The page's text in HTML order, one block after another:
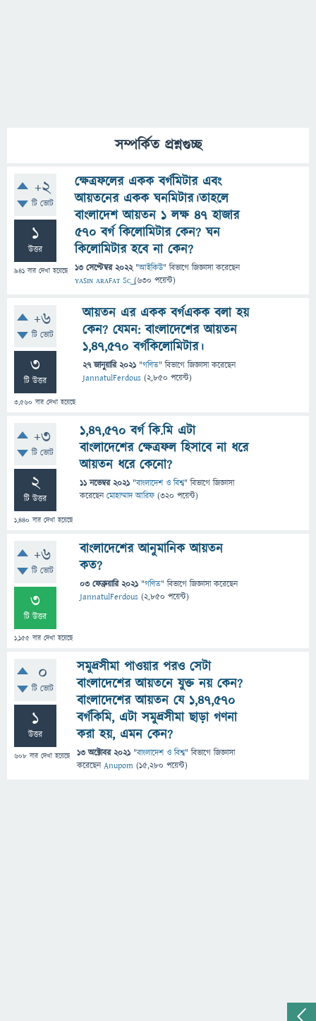
সম্পর্কিত প্রশ্নগুচ্ছ
+2
টি ভোট
1
উত্তর
941 বার দেখা হয়েছে
ক্ষেত্রফলের একক বর্গমিটার এবং
আয়তনের একক ঘনমিটার।তাহলে
বাংলাদেশ আয়তন 1 লক্ষ 47 হাজার
570 বর্গ কিলোমিটার কেন? ঘন
কিলোমিটার হবে না কেন?
13 সেপ্টেম্বর 2022 "আইকিউ" বিভাগে জিজ্ঞাসাকরেছেন
ʏᴀꜱɪɴ ᴀʀᴀꜰᴀᴛ Sᴄ͢͢͢ (630 পয়েন্ট)
+6
টি ভোট
3
টি উত্তর
3,560 বার দেখা হয়েছে
আয়তন এর একক বর্গএকক বলা হয়
কেন? যেমন: বাংলাদেশের আয়তন
১,৪৭,৫৭০ বর্গকিলোমিটার।
27 জানুয়ারি 2021 "গণিত" বিভাগে জিজ্ঞাসাকরেছেন
JannatulFerdous (2,850 পয়েন্ট)
+3
টি ভোট
2
টি উত্তর
1,440 বার দেখা হয়েছে
১,৪৭,৫৭০ বর্গ কি.মি এটা
বাংলাদেশের ক্ষেত্রফল হিসাবে না ধরে
আয়তন ধরে কেনো?
11 নভেম্বর 2021 "বাংলাদেশ ও বিশ্ব" বিভাগে জিজ্ঞাসা
করেছেনমোহাম্মাদ আরিফ (320 পয়েন্ট)
+6
টি ভোট
3
টি উত্তর
1,155 বার দেখা হয়েছে
বাংলাদেশের আনুমানিক আয়তন
কত?
03 ফেব্রুয়ারি 2021 "গণিত" বিভাগে জিজ্ঞাসাকরেছেন
JannatulFerdous (2,850 পয়েন্ট)
0
টি ভোট
1
উত্তর
608 বার দেখা হয়েছে
সমুদ্রসীমা পাওয়ার পরও সেটা
বাংলাদেশের আয়তনে যুক্ত নয় কেন?
বাংলাদেশের আয়তন যে ১,৪৭,৫৭০
বর্গকিমি, এটা সমুদ্রসীমা ছাড়া গণনা
করা হয়, এমন কেন?
13 অক্টোবর 2021 "বাংলাদেশ ও বিশ্ব" বিভাগে জিজ্ঞাসা
করেছেনAnupom (15,280 পয়েন্ট)